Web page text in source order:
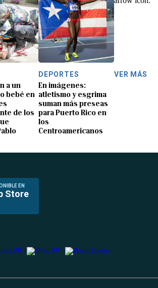
a un
bebé en
de los
DEPORTES
En imágenes:
atletismo y esgrima
suman más preseas
para Puerto Rico en
los
Centroamericanos
VER MÁS
EN
Store